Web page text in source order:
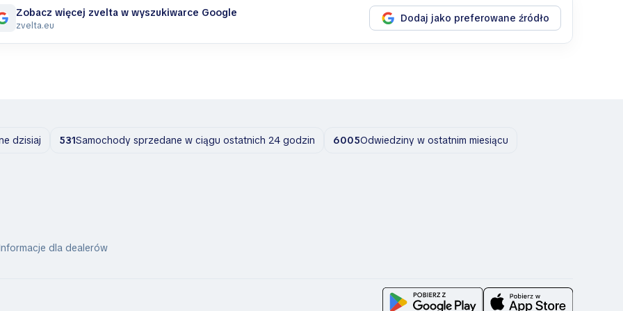
Zobacz więcej zvelta w wyszukiwarce Google
zvelta.eu
Dodaj jako preferowane źródło
dzisiaj 531Samochody sprzedane w ciągu ostatnich 24 godzin 6005Odwiedziny w ostatnim miesiącu
dla dealerów